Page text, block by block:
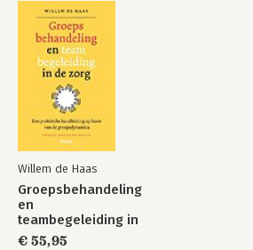
Willem de Haas
Groepsbehandeling
en
teambegeleiding in
de zorg
€ 55,95